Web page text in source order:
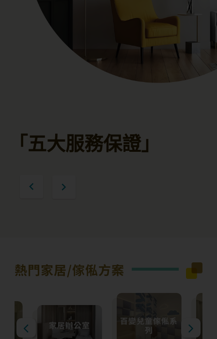
「五大服務保證」
熱門家居/傢俬方案
家居辦公室 百變兒童傢俬系
列